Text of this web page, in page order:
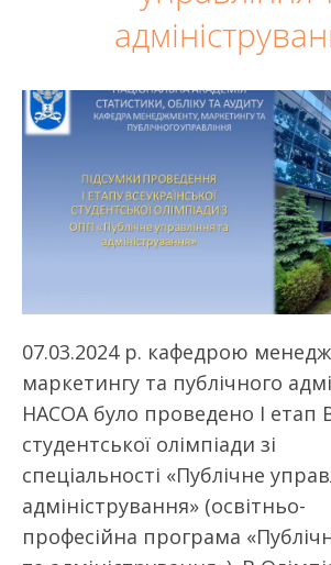
07.03.2024 р. кафедрою
маркетингу та публічного
НАСОА було проведено І етап
студентської олімпіади зі
спеціальності «Публічне
адміністрування» (освітньо-
професійна програма